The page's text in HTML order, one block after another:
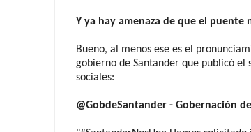
Y ya hay amenaza de que el puente
Bueno, al menos ese es el
gobierno de Santander que publicó el
sociales:
@GobdeSantander - Gobernación